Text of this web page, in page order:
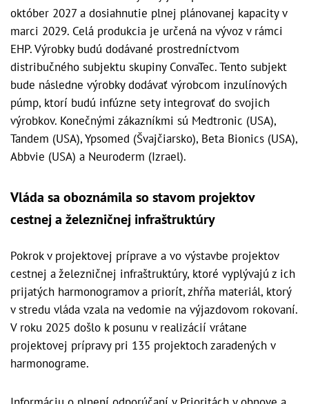
október 2027 a dosiahnutie plnej plánovanej kapacity v
marci 2029. Celá produkcia je určená na vývoz v rámci
EHP. Výrobky budú dodávané prostredníctvom
distribučného subjektu skupiny ConvaTec. Tento subjekt
bude následne výrobky dodávať výrobcom inzulínových
púmp, ktorí budú infúzne sety integrovať do svojich
výrobkov. Konečnými zákazníkmi sú Medtronic (USA),
Tandem (USA), Ypsomed (Švajčiarsko), Beta Bionics (USA),
Abbvie (USA) a Neuroderm (Izrael).
Vláda sa oboznámila so stavom projektov
cestnej a železničnej infraštruktúry
Pokrok v projektovej príprave a vo výstavbe projektov
cestnej a železničnej infraštruktúry, ktoré vyplývajú z ich
prijatých harmonogramov a priorít, zhŕňa materiál, ktorý
v stredu vláda vzala na vedomie na výjazdovom rokovaní.
V roku 2025 došlo k posunu v realizácií vrátane
projektovej prípravy pri 135 projektoch zaradených v
harmonograme.